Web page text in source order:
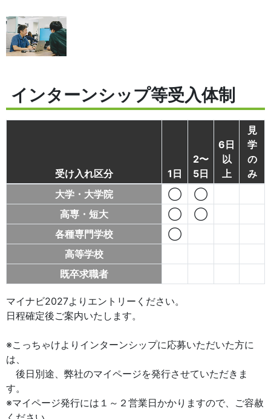
インターンシップ等受入体制
受け入れ区分 1日
2〜
5日
6日
以
上
見
学
の
み
大学・大学院
◯
◯
高専・短大
◯
◯
各種専門学校
◯
高等学校
既卒求職者
マイナビ2027よりエントリーください。
日程確定後ご案内いたします。
※こっちゃけよりインターンシップに応募いただいた方に
は、
後日別途、弊社のマイページを発行させていただきま
す。
※マイページ発行には１～２営業日かかりますので、ご容赦